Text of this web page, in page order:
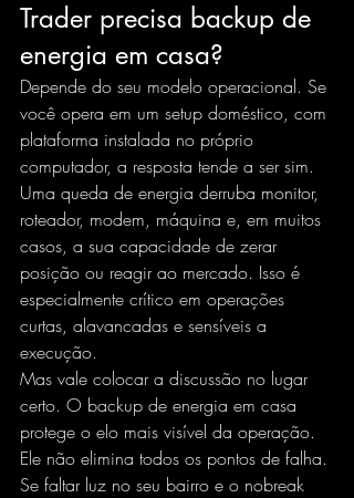
Trader precisa backup de
energia em casa?
Depende do seu modelo operacional. Se
você opera em um setup doméstico, com
plataforma instalada no próprio
computador, a resposta tende a ser sim.
Uma queda de energia derruba monitor,
roteador, modem, máquina e, em muitos
casos, a sua capacidade de zerar
posição ou reagir ao mercado. Isso é
especialmente crítico em operações
curtas, alavancadas e sensíveis a
execução.
Mas vale colocar a discussão no lugar
certo. O backup de energia em casa
protege o elo mais visível da operação.
Ele não elimina todos os pontos de falha.
Se faltar luz no seu bairro e o nobreak